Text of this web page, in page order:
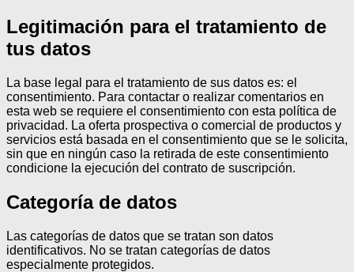
Legitimación para el tratamiento de
tus datos
La base legal para el tratamiento de sus datos es: el
consentimiento. Para contactar o realizar comentarios en
esta web se requiere el consentimiento con esta política de
privacidad. La oferta prospectiva o comercial de productos y
servicios está basada en el consentimiento que se le solicita,
sin que en ningún caso la retirada de este consentimiento
condicione la ejecución del contrato de suscripción.
Categoría de datos
Las categorías de datos que se tratan son datos
identificativos. No se tratan categorías de datos
especialmente protegidos.